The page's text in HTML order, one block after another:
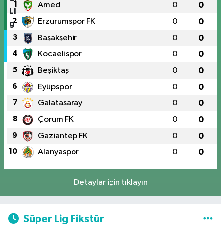
1 Amed 0 0
2 Erzurumspor FK 0 0
3 Başakşehir 0 0
4 Kocaelispor 0 0
5 Beşiktaş 0 0
6 Eyüpspor 0 0
7 Galatasaray 0 0
8 Çorum FK 0 0
9 Gaziantep FK 0 0
10 Alanyaspor 0 0
Detaylar için tıklayın
Süper Lig Fikstür